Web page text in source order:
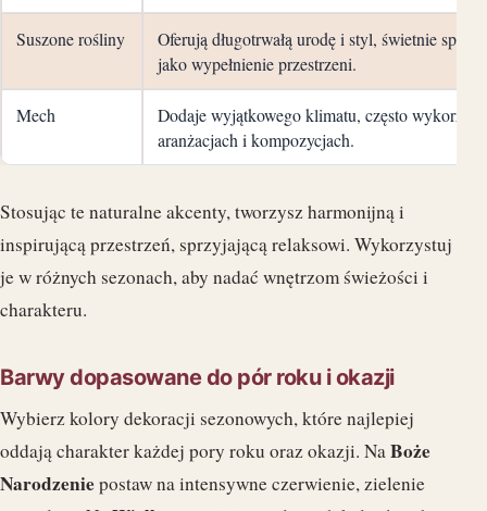
Suszone rośliny
Oferują długotrwałą urodę i styl, świetnie
jako wypełnienie przestrzeni.
Mech
Dodaje wyjątkowego klimatu, często
aranżacjach i kompozycjach.
Stosując te naturalne akcenty, tworzysz harmonijną i
inspirującą przestrzeń, sprzyjającą relaksowi. Wykorzystuj
je w różnych sezonach, aby nadać wnętrzom świeżości i
charakteru.
Barwy dopasowane do pór roku i okazji
Wybierz kolory dekoracji sezonowych, które najlepiej
oddają charakter każdej pory roku oraz okazji. NaBoże
Narodzeniepostaw na intensywne czerwienie, zielenie